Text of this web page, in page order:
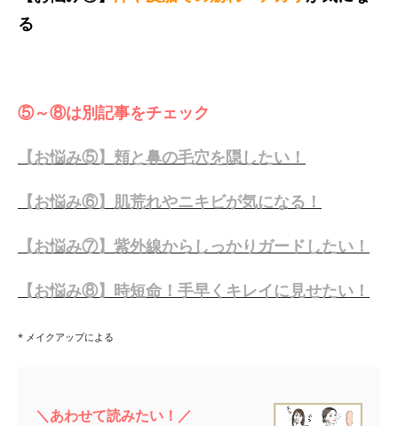
る
⑤～⑧は別記事をチェック
【お悩み⑤】頬と鼻の毛穴を隠したい！
【お悩み⑥】肌荒れやニキビが気になる！
【お悩み⑦】紫外線からしっかりガードしたい！
【お悩み⑧】時短命！手早くキレイに見せたい！
* メイクアップによる
＼あわせて読みたい！／